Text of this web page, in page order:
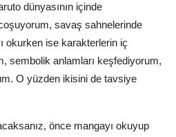
dünyasının içinde
savaş sahnelerinde
okurken ise karakterlerin iç
sembolik anlamları keşfediyorum,
O yüzden ikisini de tavsiye
önce mangayı okuyup